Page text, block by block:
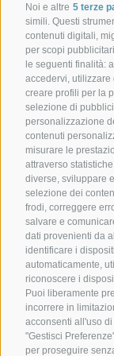
Noi e altre 5 terze
simili. Questi
contenuti digitali,
per scopi
le seguenti finalità:
accedervi,
creare profili per la
selezione di
personalizzazione
contenuti
misurare le
attraverso
diverse, sviluppare
selezione dei
frodi, correggere
salvare e
dati provenienti da
identificare i
automaticamente,
riconoscere i
Puoi liberamente
incorrere in
acconsenti all'uso
"Gestisci
per proseguire
I-39100
via Alto Adige
T +39 0471
P. IVA: 01716880214
CREDITS|
SEGNALAZIONE|